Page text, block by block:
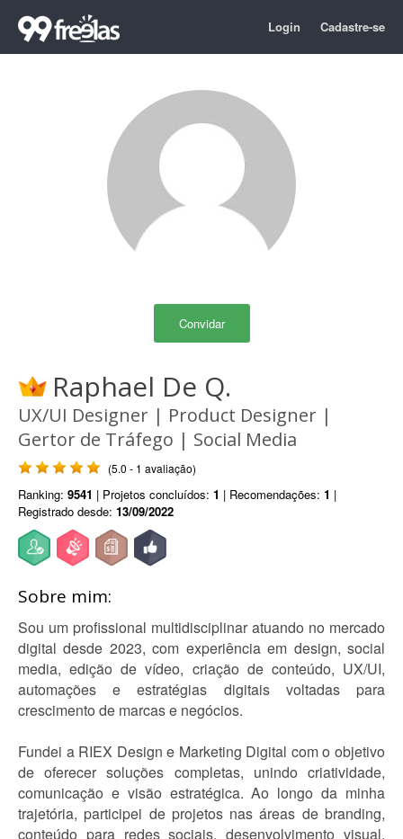
Login Cadastre-se
Convidar
Raphael De Q.
UX/UI Designer | Product Designer |
Gertor de Tráfego | Social Media
(5.0 - 1 avaliação)
Ranking: 9541 | Projetos concluídos: 1 | Recomendações: 1 |
Registrado desde: 13/09/2022
Sobre mim:
Sou um profissional multidisciplinar atuando no mercado
digital desde 2023, com experiência em design, social
media, edição de vídeo, criação de conteúdo, UX/UI,
automações e estratégias digitais voltadas para
crescimento de marcas e negócios.
Fundei a RIEX Design e Marketing Digital com o objetivo
de oferecer soluções completas, unindo criatividade,
comunicação e visão estratégica. Ao longo da minha
trajetória, participei de projetos nas áreas de branding,
conteúdo para redes sociais, desenvolvimento visual,